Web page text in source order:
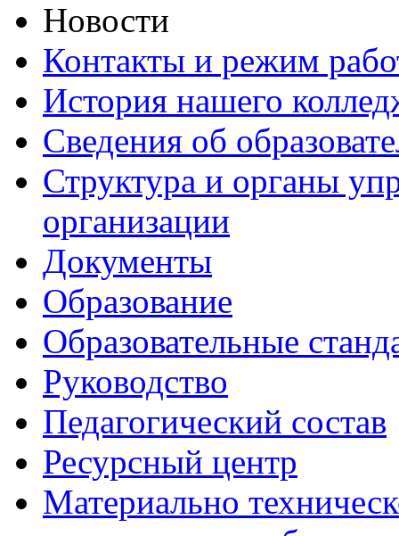
Новости
Контакты и режим
История нашего
Сведения об
Структура и органы
организации
Документы
Образование
Образовательные
Руководство
Педагогический состав
Ресурсный центр
Материально